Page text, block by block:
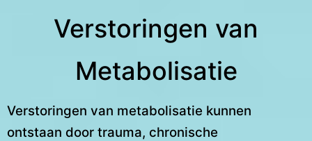
Verstoringen van
Metabolisatie
Verstoringen van metabolisatie kunnen
ontstaan door trauma, chronische